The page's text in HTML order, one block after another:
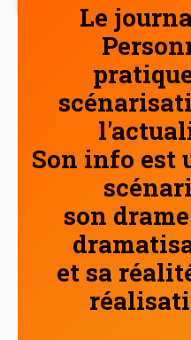
Le
Son info est
son
et sa